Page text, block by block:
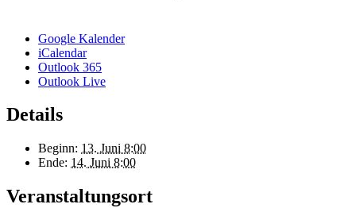
Google Kalender
iCalendar
Outlook 365
Outlook Live
Details
Beginn: 13. Juni 8:00
Ende: 14. Juni 8:00
Veranstaltungsort